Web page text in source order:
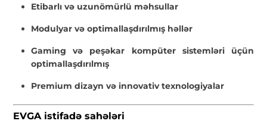
Etibarlı və uzunömürlü məhsullar
Modulyar və optimallaşdırılmış həllər
Gaming və peşəkar kompüter sistemləri üçün
optimallaşdırılmış
Premium dizayn və innovativ texnologiyalar
EVGA istifadə sahələri